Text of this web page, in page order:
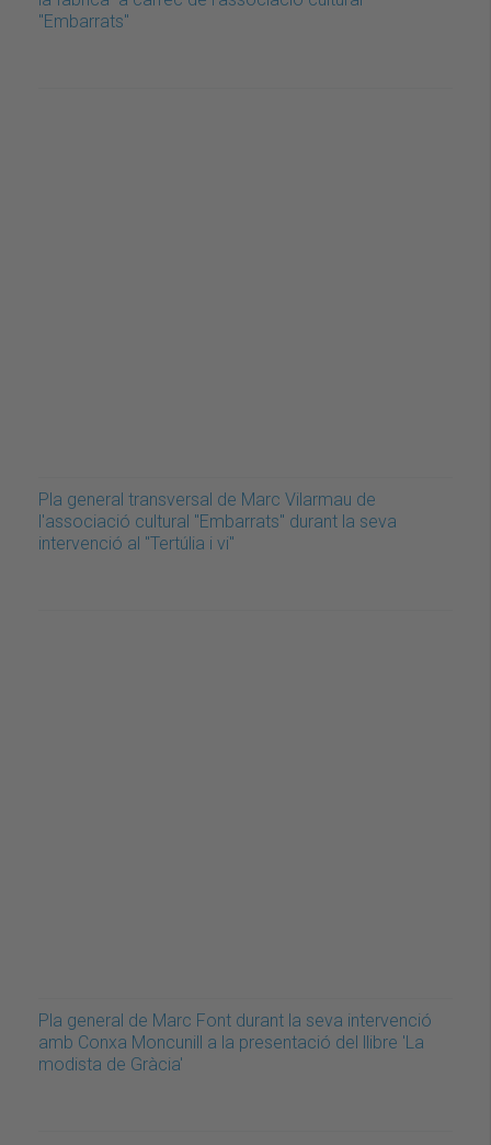
"Embarrats"
Pla general transversal de Marc Vilarmau de
l'associació cultural "Embarrats" durant la seva
intervenció al "Tertúlia i vi"
Pla general de Marc Font durant la seva intervenció
amb Conxa Moncunill a la presentació del llibre 'La
modista de Gràcia'